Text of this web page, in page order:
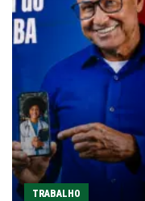
TRABALHO